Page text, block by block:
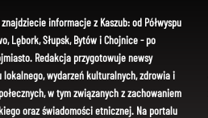
informacje z Kaszub: od Półwyspu
Lębork, Słupsk, Bytów i Chojnice - po
Redakcja przygotowuje newsy
wydarzeń kulturalnych, zdrowia i
w tym związanych z zachowaniem
oraz świadomości etnicznej. Na portalu